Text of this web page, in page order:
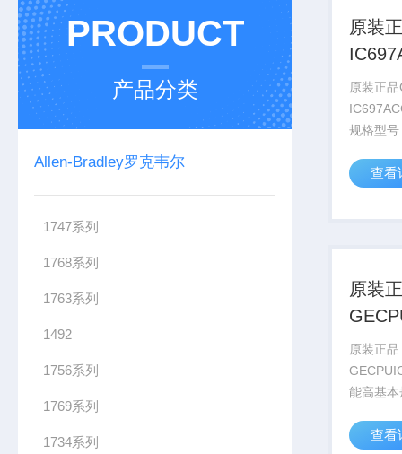
PRODUCT
产品分类
Allen-Bradley罗克韦尔
1747系列
1768系列
1763系列
1492
1756系列
1769系列
1734系列
原装
现货
原装正
规格​​型号​
90-70系
DC标准
查看
原装
安全
原装正品
能高​基
90-70系
查看